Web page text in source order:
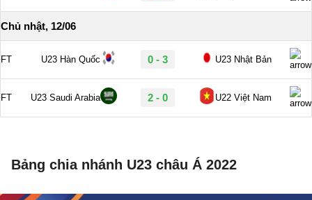
Bảng chia nhánh U23 châu Á 2022